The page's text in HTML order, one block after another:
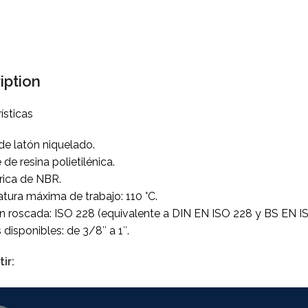
latón niquelado.
resina polietilénica.
de NBR.
máxima de trabajo: 110 °C.
roscada: ISO 228 (equivalente a DIN EN ISO 228 y BS EN
de 3/8″ a 1″.